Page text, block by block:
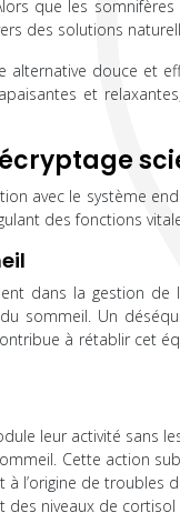
que les
des solutions
alternative douce et
et
avec le système
des fonctions
dans la gestion de
sommeil. Un
à rétablir cet
leur activité sans
Cette action
l’origine de troubles
niveaux de cortisol